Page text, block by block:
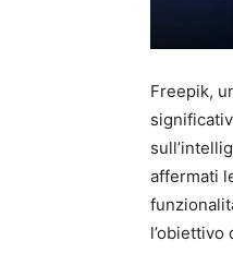
Freepik,
affermati